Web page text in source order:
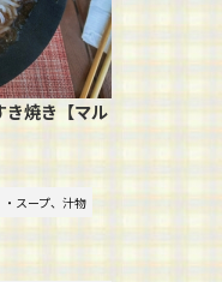
焼き【マル
・スープ、汁物